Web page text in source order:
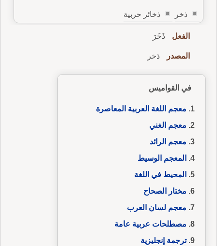
ذخر ذخائر حربية
الفعل ذَخَرَ
المصدر ذخر
في القواميس
معجم اللغة العربية المعاصرة
معجم الغني
معجم الرائد
المعجم الوسيط
المحيط في اللغة
مختار الصحاح
معجم لسان العرب
مصطلحات عربية عامة
ترجمة إنجليزية